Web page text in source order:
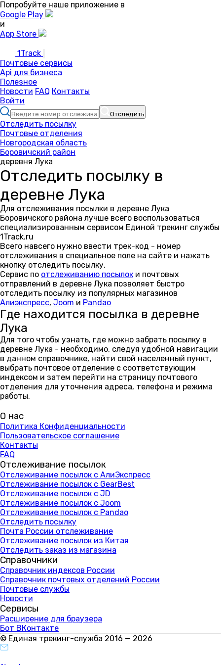
Попробуйте наше приложение в
Google Play
и
App Store
1Track
Почтовые сервисы
Api для бизнеса
Полезное
Новости FAQ Контакты
Войти
Отследить
Отследить посылку
Почтовые отделения
Новгородская область
Боровичский район
деревня Лука
Отследить посылку в
деревне Лука
Для отслеживания посылки в деревне Лука
Боровичского района лучше всего воспользоваться
специализированным сервисом Единой трекинг службы
1Track.ru
Всего навсего нужно ввести трек-код - номер
отслеживания в специальное поле на сайте и нажать
кнопку отследить посылку.
Сервис по отслеживанию посылок и почтовых
отправлений в деревне Лука позволяет быстро
отследить посылку из популярных магазинов
Алиэкспресс, Joom и Pandao
Где находится посылка в деревне
Лука
Для того чтобы узнать, где можно забрать посылку в
деревне Лука - необходимо, следуя удобной навигации
в данном справочнике, найти свой населенный пункт,
выбрать почтовое отделение с соответствующим
индексом и затем перейти на страницу почтового
отделения для уточнения адреса, телефона и режима
работы.
О нас
Политика Конфиденциальности
Пользовательское соглашение
Контакты
FAQ
Отслеживание посылок
Отслеживание посылок с АлиЭкспресс
Отслеживание посылок с GearBest
Отслеживание посылок с JD
Отслеживание посылок с Joom
Отслеживание посылок с Pandao
Отследить посылку
Почта России отслеживание
Отслеживание посылок из Китая
Отследить заказ из магазина
Справочники
Справочник индексов России
Справочник почтовых отделений России
Почтовые службы
Новости
Сервисы
Расширение для браузера
Бот ВКонтакте
© Единая трекинг-служба 2016 — 2026